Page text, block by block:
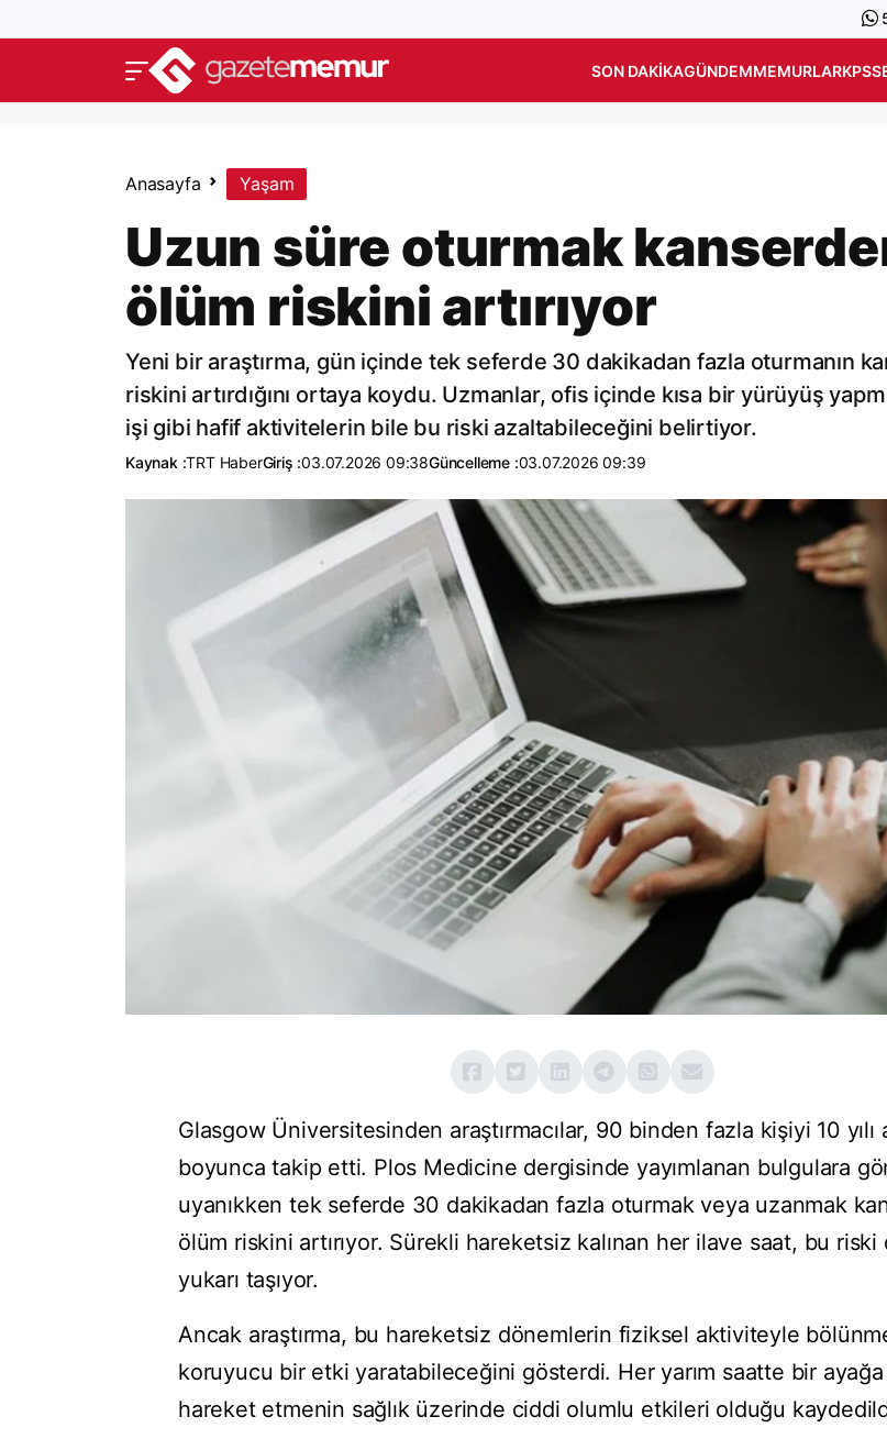
SON DAKIKAGÜNDEMMEMURLARKPSS
Anasayfa Yaşam
Uzun süre oturmak
ölüm riskini artırıyor
Yeni bir araştırma, gün içinde tek seferde 30 dakikadan fazla oturmanın
riskini artırdığını ortaya koydu. Uzmanlar, ofis içinde kısa bir yürüyüş
işi gibi hafif aktivitelerin bile bu riski azaltabileceğini belirtiyor.
Kaynak :TRT HaberGiriş :03.07.2026 09:38Güncelleme :03.07.2026 09:39
Glasgow Üniversitesinden araştırmacılar, 90 binden fazla kişiyi 10 yılı
boyunca takip etti. Plos Medicine dergisinde yayımlanan bulgulara
uyanıkken tek seferde 30 dakikadan fazla oturmak veya uzanmak
ölüm riskini artırıyor. Sürekli hareketsiz kalınan her ilave saat, bu riski
yukarı taşıyor.
Ancak araştırma, bu hareketsiz dönemlerin fiziksel aktiviteyle
koruyucu bir etki yaratabileceğini gösterdi. Her yarım saatte bir ayağa
hareket etmenin sağlık üzerinde ciddi olumlu etkileri olduğu